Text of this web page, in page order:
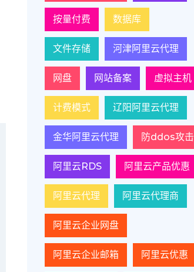
按量付费 数据库
文件存储 河津阿里云代理
网盘 网站备案 虚拟主机
计费模式 辽阳阿里云代理
金华阿里云代理 防ddos攻击
阿里云RDS 阿里云产品优惠
阿里云代理 阿里云代理商
阿里云企业网盘
阿里云企业邮箱 阿里云优惠